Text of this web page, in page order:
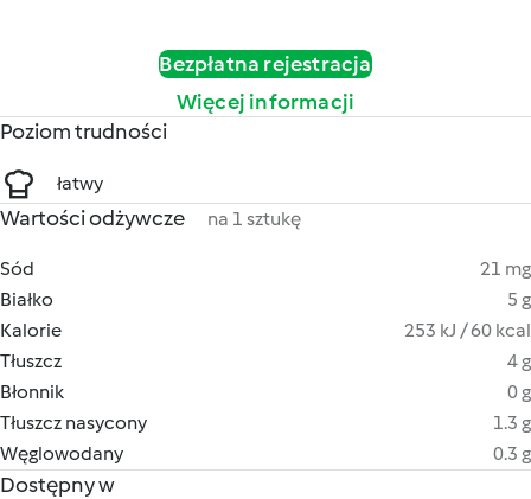
Bezpłatna rejestracja
Więcej informacji
Poziom trudności
łatwy
Wartości odżywcze na 1 sztukę
Sód
21 mg
Białko
5 g
Kalorie
253 kJ / 60 kcal
Tłuszcz
4 g
Błonnik
0 g
Tłuszcz nasycony
1.3 g
Węglowodany
0.3 g
Dostępny w